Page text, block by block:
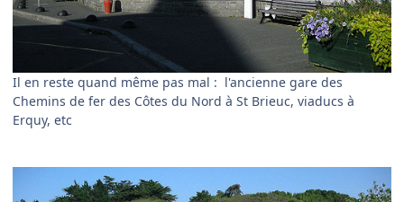
Il en reste quand même pas mal : l'ancienne gare des
Chemins de fer des Côtes du Nord à St Brieuc, viaducs à
Erquy, etc